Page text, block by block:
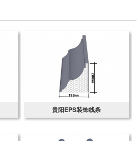
贵阳EPS装饰线条